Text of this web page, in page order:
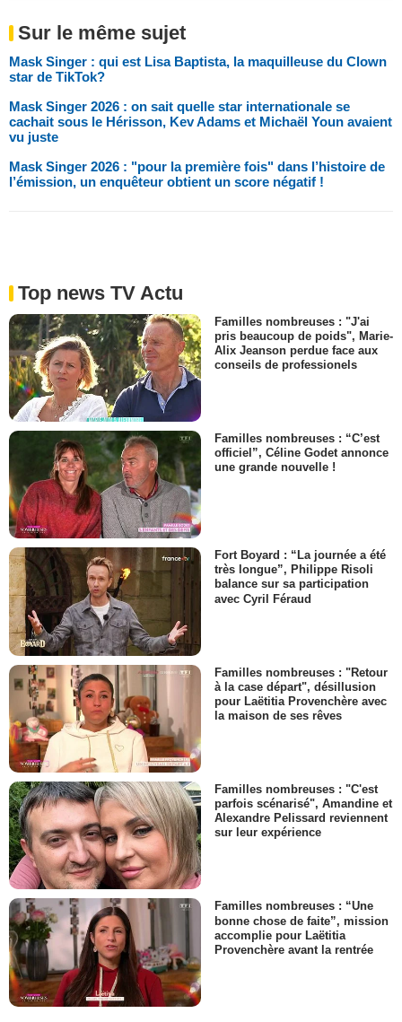
Sur le même sujet
Mask Singer : qui est Lisa Baptista, la maquilleuse du Clown
star de TikTok?
Mask Singer 2026 : on sait quelle star internationale se
cachait sous le Hérisson, Kev Adams et Michaël Youn avaient
vu juste
Mask Singer 2026 : "pour la première fois" dans l’histoire de
l’émission, un enquêteur obtient un score négatif !
Top news TV Actu
Familles nombreuses : "J'ai
pris beaucoup de poids", Marie-
Alix Jeanson perdue face aux
conseils de professionels
Familles nombreuses : “C’est
officiel”, Céline Godet annonce
une grande nouvelle !
Fort Boyard : “La journée a été
très longue”, Philippe Risoli
balance sur sa participation
avec Cyril Féraud
Familles nombreuses : "Retour
à la case départ", désillusion
pour Laëtitia Provenchère avec
la maison de ses rêves
Familles nombreuses : "C'est
parfois scénarisé", Amandine et
Alexandre Pelissard reviennent
sur leur expérience
Familles nombreuses : “Une
bonne chose de faite”, mission
accomplie pour Laëtitia
Provenchère avant la rentrée